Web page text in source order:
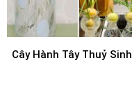
Cây Hành Tây Thuỷ Sinh